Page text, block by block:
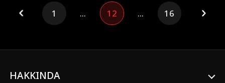
güçlü klan efendisi olduğunu fark eder.
Şimdi hem gücünü hem de geride bıraktığı
adamı geri kazanmalıdır.
1 ... 12 ... 16
HAKKINDA